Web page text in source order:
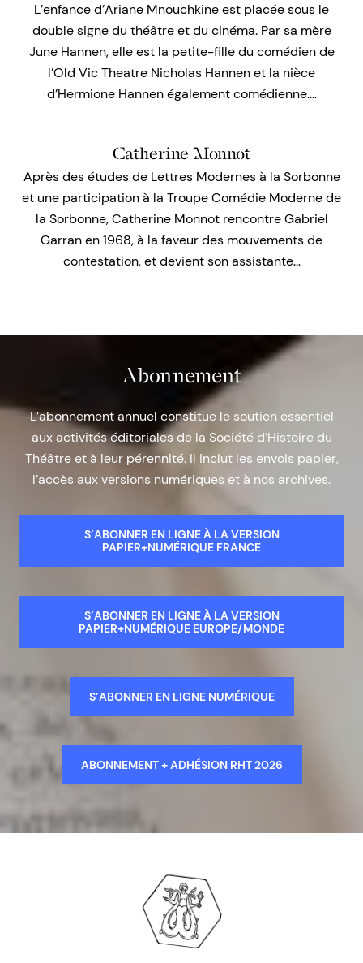
L’enfance d’Ariane Mnouchkine est placée sous le
double signe du théâtre et du cinéma. Par sa mère
June Hannen, elle est la petite-fille du comédien de
l’Old Vic Theatre Nicholas Hannen et la nièce
d’Hermione Hannen également comédienne.…
Catherine Monnot
Après des études de Lettres Modernes à la Sorbonne
et une participation à la Troupe Comédie Moderne de
la Sorbonne, Catherine Monnot rencontre Gabriel
Garran en 1968, à la faveur des mouvements de
contestation, et devient son assistante…
Abonnement
L’abonnement annuel constitue le soutien essentiel
aux activités éditoriales de la Société d’Histoire du
Théâtre et à leur pérennité. Il inclut les envois papier,
l’accès aux versions numériques et à nos archives.
S’ABONNER EN LIGNE À LA VERSION
PAPIER+NUMÉRIQUE FRANCE
S’ABONNER EN LIGNE À LA VERSION
PAPIER+NUMÉRIQUE EUROPE/MONDE
S’ABONNER EN LIGNE NUMÉRIQUE
ABONNEMENT + ADHÉSION RHT 2026